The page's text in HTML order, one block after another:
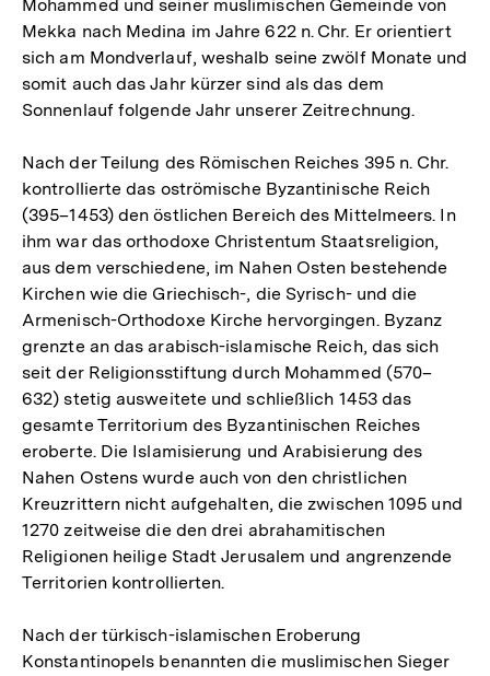
Mohammed und seiner muslimischen Gemeinde von
Mekka nach Medina im Jahre 622 n. Chr. Er orientiert
sich am Mondverlauf, weshalb seine zwölf Monate und
somit auch das Jahr kürzer sind als das dem
Sonnenlauf folgende Jahr unserer Zeitrechnung.
Nach der Teilung des Römischen Reiches 395 n. Chr.
kontrollierte das oströmische Byzantinische Reich
(395–1453) den östlichen Bereich des Mittelmeers. In
ihm war das orthodoxe Christentum Staatsreligion,
aus dem verschiedene, im Nahen Osten bestehende
Kirchen wie die Griechisch-, die Syrisch- und die
Armenisch-Orthodoxe Kirche hervorgingen. Byzanz
grenzte an das arabisch-islamische Reich, das sich
seit der Religionsstiftung durch Mohammed (570–
632) stetig ausweitete und schließlich 1453 das
gesamte Territorium des Byzantinischen Reiches
eroberte. Die Islamisierung und Arabisierung des
Nahen Ostens wurde auch von den christlichen
Kreuzrittern nicht aufgehalten, die zwischen 1095 und
1270 zeitweise die den drei abrahamitischen
Religionen heilige Stadt Jerusalem und angrenzende
Territorien kontrollierten.
Nach der türkisch-islamischen Eroberung
Konstantinopels benannten die muslimischen Sieger